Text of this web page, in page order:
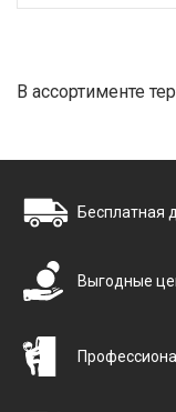
В ассортименте
Бесплатная
Выгодные